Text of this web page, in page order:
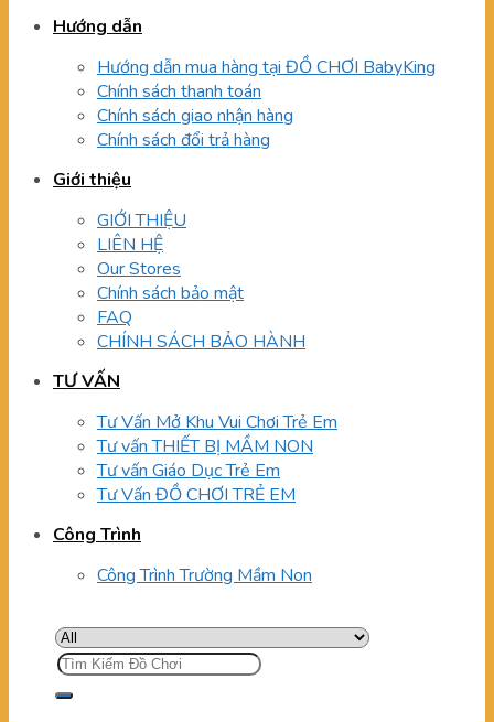
Hướng dẫn
Hướng dẫn mua hàng tại ĐỒ CHƠI BabyKing
Chính sách thanh toán
Chính sách giao nhận hàng
Chính sách đổi trả hàng
Giới thiệu
GIỚI THIỆU
LIÊN HỆ
Our Stores
Chính sách bảo mật
FAQ
CHÍNH SÁCH BẢO HÀNH
TƯ VẤN
Tư Vấn Mở Khu Vui Chơi Trẻ Em
Tư vấn THIẾT BỊ MẦM NON
Tư vấn Giáo Dục Trẻ Em
Tư Vấn ĐỒ CHƠI TRẺ EM
Công Trình
Công Trình Trường Mầm Non
Tìm
kiếm: